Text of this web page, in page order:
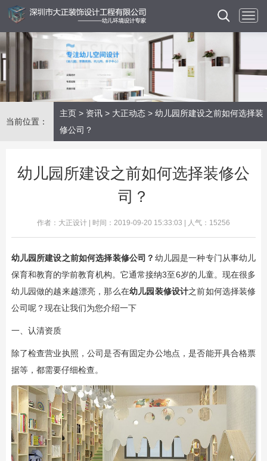
当前位置：
主页 > 资讯 > 大正动态 > 幼儿园所建设之前如何选择装
修公司？
幼儿园所建设之前如何选择装修公
司？
作者：大正设计 | 时间：2019-09-20 15:33:03 | 人气：15256
幼儿园所建设之前如何选择装修公司？ ​幼儿园是一种专门从事幼儿
保育和教育的学前教育机构。它通常接纳3至6岁的儿童。现在很多
幼儿园做的越来越漂亮，那么在幼儿园装修设计之前如何选择装修
公司呢？现在让我们为您介绍一下
一、认清资质
除了检查营业执照，公司是否有固定办公地点，是否能开具合格票
据等，都需要仔细检查。